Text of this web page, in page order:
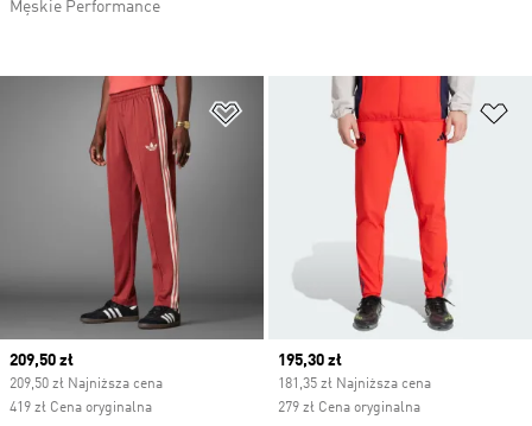
Dodaj do listy życzeń
Current price
209,50 zł
209,50 zł Najniższa cena
419 zł Cena oryginalna
Current price
195,30 zł
181,35 zł Najniższa cena
279 zł Cena oryginalna
Męskie Performance